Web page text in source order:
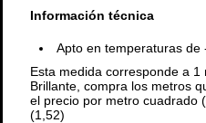
Información técnica
Apto en temperaturas de
Esta medida corresponde a
Brillante, compra los metros
el precio por metro cuadrado
(1,52)